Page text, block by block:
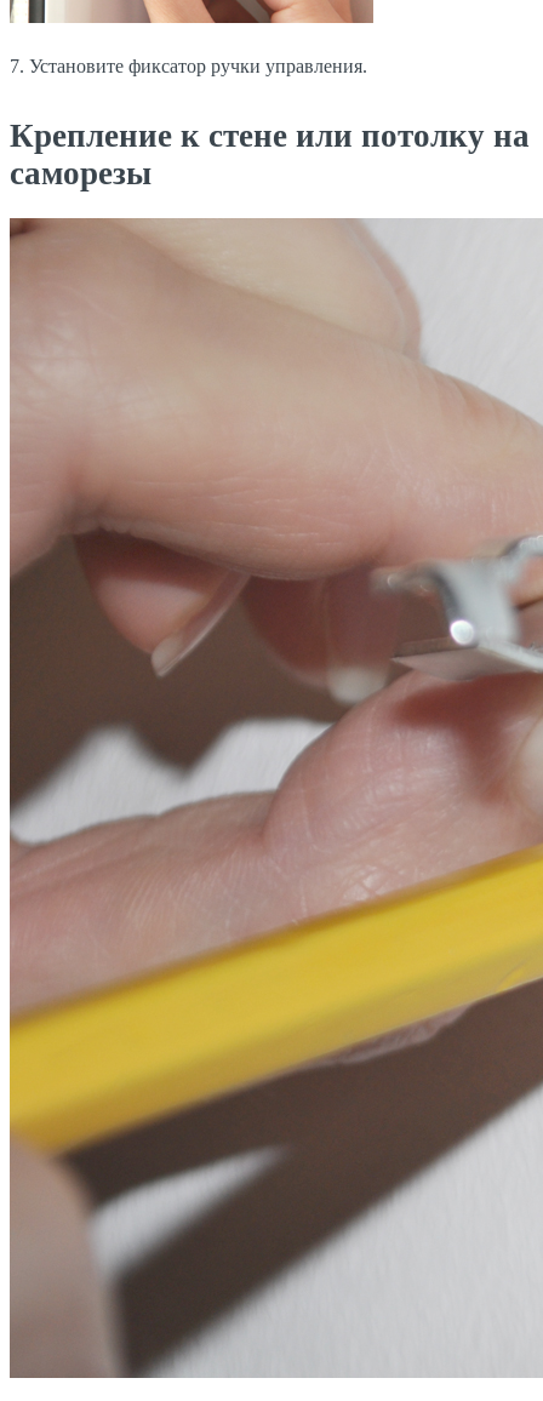
7. Установите фиксатор ручки управления.
Крепление к стене или потолку на
саморезы